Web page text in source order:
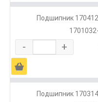
Подшипник
- +
Ä
Подшипник